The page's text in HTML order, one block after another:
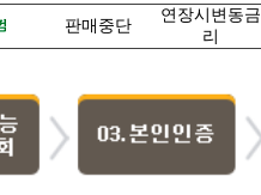
판매중단
연장시변동금
리